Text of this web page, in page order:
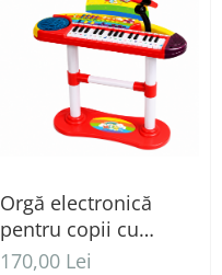
Orgă electronică
pentru copii cu
microfon și scăunel -
170,00 Lei